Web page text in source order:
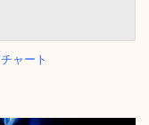
ャート